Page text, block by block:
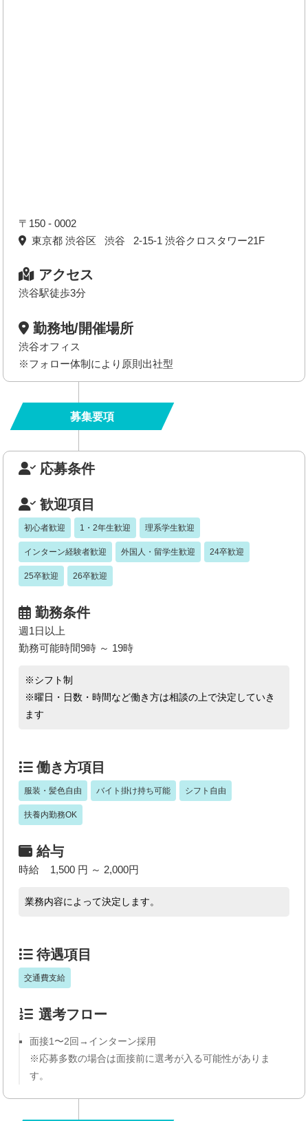
〒150 - 0002
東京都 渋谷区 渋谷 2-15-1 渋谷クロスタワー21F
アクセス
渋谷駅徒歩3分
勤務地/開催場所
渋谷オフィス
※フォロー体制により原則出社型
募集要項
応募条件
歓迎項目
初心者歓迎 1・2年生歓迎 理系学生歓迎
インターン経験者歓迎 外国人・留学生歓迎 24卒歓迎
25卒歓迎 26卒歓迎
勤務条件
週1日以上
勤務可能時間9時 ～ 19時
※シフト制
※曜日・日数・時間など働き方は相談の上で決定していき
ます
働き方項目
服装・髪色自由 バイト掛け持ち可能 シフト自由
扶養内勤務OK
給与
時給 1,500 円 ～ 2,000円
業務内容によって決定します。
待遇項目
交通費支給
選考フロー
面接1〜2回→インターン採用
※応募多数の場合は面接前に選考が入る可能性がありま
す。